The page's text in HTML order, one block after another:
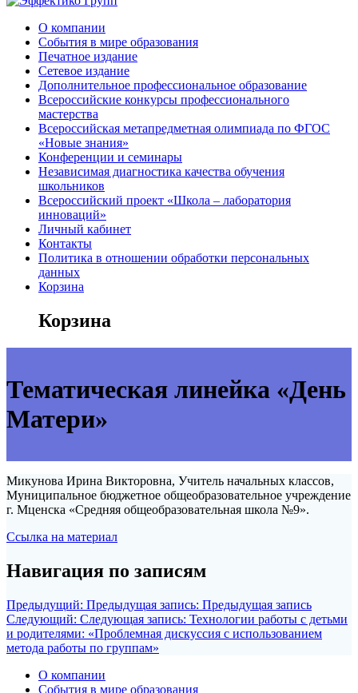
О компании
События в мире образования
Печатное издание
Сетевое издание
Дополнительное профессиональное образование
Всероссийские конкурсы профессионального
мастерства
Всероссийская метапредметная олимпиада по ФГОС
«Новые знания»
Конференции и семинары
Независимая диагностика качества обучения
школьников
Всероссийский проект «Школа – лаборатория
инноваций»
Личный кабинет
Контакты
Политика в отношении обработки персональных
данных
Корзина
Корзина
Тематическая линейка «День
Матери»
Микунова Ирина Викторовна, Учитель начальных классов,
Муниципальное бюджетное общеобразовательное учреждение
г. Мценска «Средняя общеобразовательная школа №9».
Ссылка на материал
Навигация по записям
Предыдущий: Предыдущая запись: Предыдущая запись
Следующий: Следующая запись: Технологии работы с детьми
и родителями: «Проблемная дискуссия с использованием
метода работы по группам»
О компании
События в мире образования